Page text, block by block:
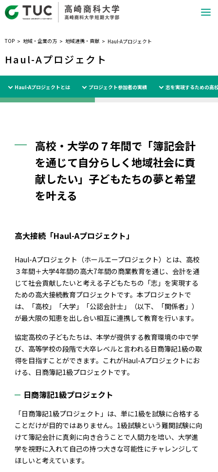
TOP 地域・企業の方 地域連携・貢献 Haul-Aプロジェクト
Haul-Aプロジェクト
Haul-Aプロジェクトとは プロジェクト参加者の実績 志を実現するための高
高校・大学の７年間で「簿記会計
を通じて自分らしく地域社会に貢
献したい」子どもたちの夢と希望
を叶える
高大接続「Haul-Aプロジェクト」
Haul-Aプロジェクト（ホールエープロジェクト）とは、高校
３年間＋大学4年間の高大7年間の商業教育を通じ、会計を通
じて社会貢献したいと考える子どもたちの「志」を実現する
ための高大接続教育プロジェクトです。本プロジェクトで
は、「高校」「大学」「公認会計士」（以下、「関係者」）
が最大限の知恵を出し合い相互に連携して教育を行います。
協定高校の子どもたちは、本学が提供する教育環境の中で学
び、高等学校の段階で大卒レベルと言われる日商簿記1級の取
得を目指すことができます。これがHaul-Aプロジェクトにお
ける、日商簿記1級プロジェクトです。
日商簿記1級プロジェクト
「日商簿記1級プロジェクト」は、単に1級を試験に合格する
ことだけが目的ではありません。 1級試験という難関試験に向
けて簿記会計に真剣に向き合うことで人間力を培い、大学進
学を視野に入れて自己の持つ大きな可能性にチャレンジして
ほしいと考えています。